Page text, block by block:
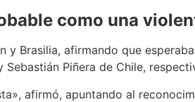
como una
y Brasilia, afirmando que
Piñera de Chile,
afirmó, apuntando al